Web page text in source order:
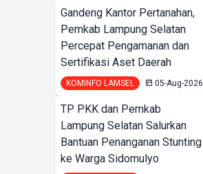
Gandeng Kantor Pertanahan,
Pemkab Lampung Selatan
Percepat Pengamanan dan
Sertifikasi Aset Daerah
KOMINFO LAMSEL 05-Aug-2026
TP PKK dan Pemkab
Lampung Selatan Salurkan
Bantuan Penanganan Stunting
ke Warga Sidomulyo